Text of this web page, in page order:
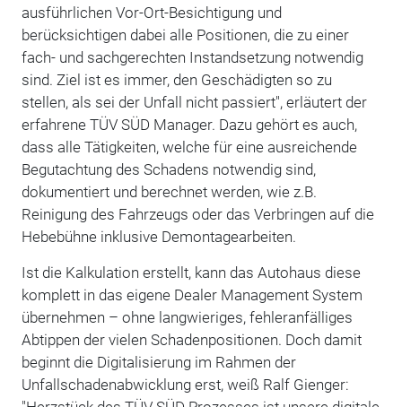
ausführlichen Vor-Ort-Besichtigung und
berücksichtigen dabei alle Positionen, die zu einer
fach- und sachgerechten Instandsetzung notwendig
sind. Ziel ist es immer, den Geschädigten so zu
stellen, als sei der Unfall nicht passiert", erläutert der
erfahrene TÜV SÜD Manager. Dazu gehört es auch,
dass alle Tätigkeiten, welche für eine ausreichende
Begutachtung des Schadens notwendig sind,
dokumentiert und berechnet werden, wie z.B.
Reinigung des Fahrzeugs oder das Verbringen auf die
Hebebühne inklusive Demontagearbeiten.
Ist die Kalkulation erstellt, kann das Autohaus diese
komplett in das eigene Dealer Management System
übernehmen – ohne langwieriges, fehleranfälliges
Abtippen der vielen Schadenpositionen. Doch damit
beginnt die Digitalisierung im Rahmen der
Unfallschadenabwicklung erst, weiß Ralf Gienger: